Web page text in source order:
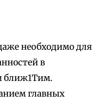
необходимо для
в
ближ1Тим.
главных